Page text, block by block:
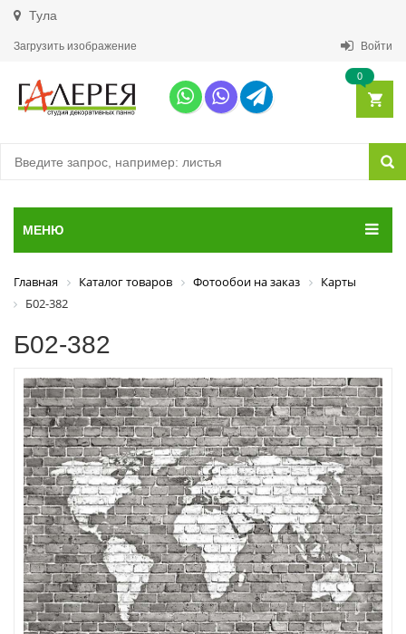
Тула
Загрузить изображение Войти
0
МЕНЮ
Главная Каталог товаров Фотообои на заказ
Карты
Б02-382
Б02-382